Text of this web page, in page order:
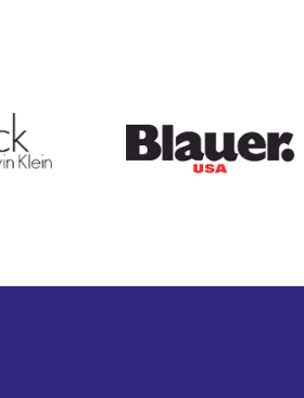
KLEIN